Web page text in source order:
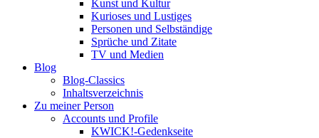
Kunst und Kultur
Kurioses und Lustiges
Personen und Selbständige
Sprüche und Zitate
TV und Medien
Blog
Blog-Classics
Inhaltsverzeichnis
Zu meiner Person
Accounts und Profile
KWICK!-Gedenkseite